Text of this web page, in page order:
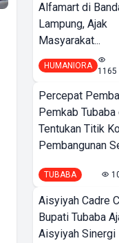
Alfamart di
Lampung, Ajak
Masyarakat...
HUMANIORA
1165
Percepat
Pemkab Tubaba
Tentukan Titik
Pembangunan
TUBABA
Aisyiyah Cadre
Bupati Tubaba
Aisyiyah Sinergi